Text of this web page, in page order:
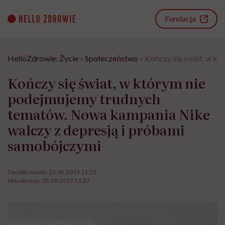
content
Fundacja
HelloZdrowie: Życie › Społeczeństwo › Kończy się świat, w
Kończy się świat, w którym nie
podejmujemy trudnych
tematów. Nowa kampania Nike
walczy z depresją i próbami
samobójczymi
Opublikowano: 23.08.2019 11:23
Aktualizacja: 05.09.2019 11:27